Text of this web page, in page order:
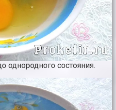
однородного состояния.